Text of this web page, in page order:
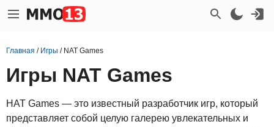
Главная / Игры / NAT Games
Игры NAT Games
НАТ Games — это известный разработчик игр, который
представляет собой целую галерею увлекательных и